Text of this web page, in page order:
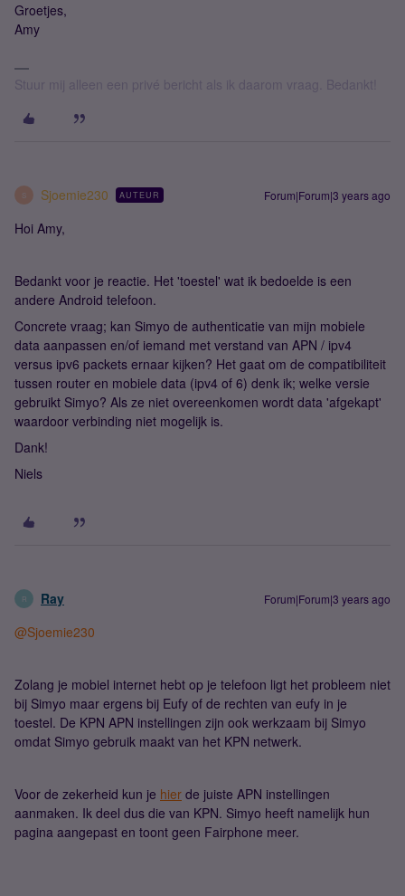
Groetjes,
Amy
Stuur mij alleen een privé bericht als ik daarom vraag. Bedankt!
S Sjoemie230 AUTEUR Forum|Forum|3 years ago
Hoi Amy,
Bedankt voor je reactie. Het 'toestel' wat ik bedoelde is een
andere Android telefoon.
Concrete vraag; kan Simyo de authenticatie van mijn mobiele
data aanpassen en/of iemand met verstand van APN / ipv4
versus ipv6 packets ernaar kijken? Het gaat om de compatibiliteit
tussen router en mobiele data (ipv4 of 6) denk ik; welke versie
gebruikt Simyo? Als ze niet overeenkomen wordt data 'afgekapt'
waardoor verbinding niet mogelijk is.
Dank!
Niels
R Ray Forum|Forum|3 years ago
@Sjoemie230
Zolang je mobiel internet hebt op je telefoon ligt het probleem niet
bij Simyo maar ergens bij Eufy of de rechten van eufy in je
toestel. De KPN APN instellingen zijn ook werkzaam bij Simyo
omdat Simyo gebruik maakt van het KPN netwerk.
Voor de zekerheid kun je hier de juiste APN instellingen
aanmaken. Ik deel dus die van KPN. Simyo heeft namelijk hun
pagina aangepast en toont geen Fairphone meer.